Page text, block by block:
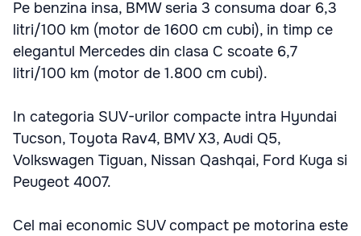
Pe benzina insa, BMW seria 3 consuma doar 6,3
litri/100 km (motor de 1600 cm cubi), in timp ce
elegantul Mercedes din clasa C scoate 6,7
litri/100 km (motor de 1.800 cm cubi).
In categoria SUV-urilor compacte intra Hyundai
Tucson, Toyota Rav4, BMV X3, Audi Q5,
Volkswagen Tiguan, Nissan Qashqai, Ford Kuga si
Peugeot 4007.
Cel mai economic SUV compact pe motorina este